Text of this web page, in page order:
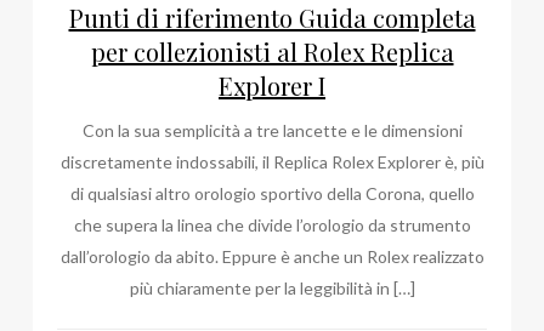
Punti di riferimento Guida completa
per collezionisti al Rolex Replica
Explorer I
Con la sua semplicità a tre lancette e le dimensioni
discretamente indossabili, il Replica Rolex Explorer è, più
di qualsiasi altro orologio sportivo della Corona, quello
che supera la linea che divide l’orologio da strumento
dall’orologio da abito. Eppure è anche un Rolex realizzato
più chiaramente per la leggibilità in […]